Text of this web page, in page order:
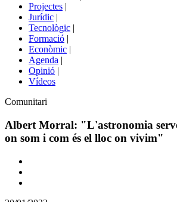
Projectes |
Jurídic |
Tecnològic |
Formació |
Econòmic |
Agenda |
Opinió |
Vídeos
Àmbit
la
Comunitari
Albert Morral: "L'astronomia
on som i com és el lloc on vivim"
Comparteix